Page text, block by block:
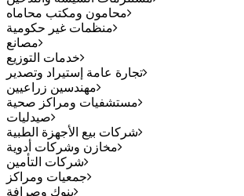
محامون ومكتب محاماه
منظمات غير حكومية
مصانع
خدمات التوزيع
تجارة عامة إستيراد وتصدير
مهندسين زراعيين
مستشفيات ومراكز صحية
صيدليات
شركات بيع الأجهزة الطبية
مخازن وشركات أدوية
شركات التأمين
جمعيات ومراكز
بنوك وصرافة